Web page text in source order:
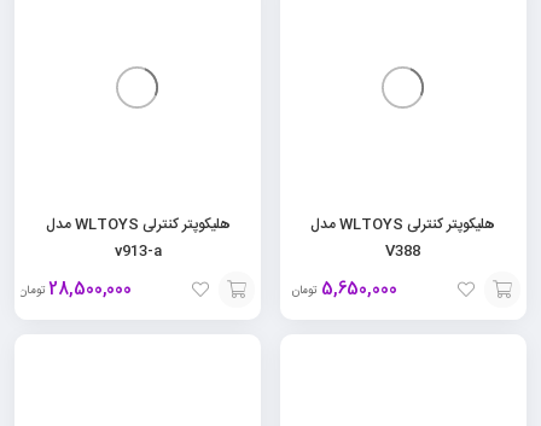
هلیکوپتر کنترلی WLTOYS مدل
V388
5,650,000 تومان
افزودن
هلیکوپتر کنترلی WLTOYS مدل
v913-a
28,500,000 تومان
افزودن